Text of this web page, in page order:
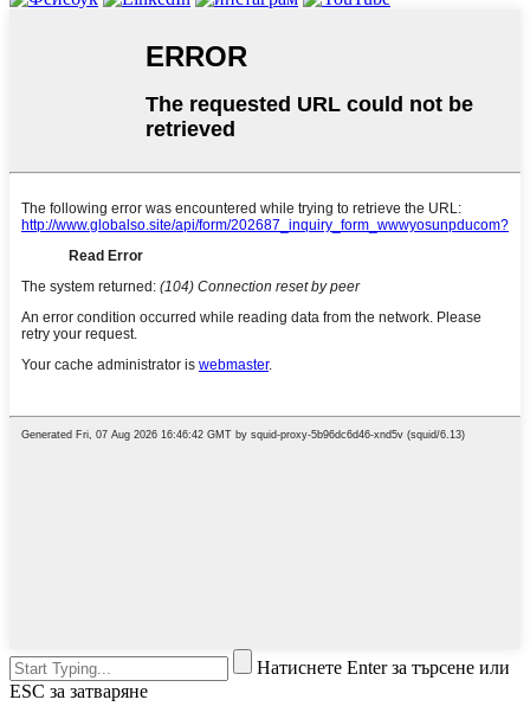
Натиснете Enter за търсене или
ESC за затваряне